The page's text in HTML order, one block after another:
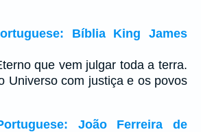
Bíblia King James
que vem julgar toda a terra.
Universo com justiça e os povos
João Ferreira de